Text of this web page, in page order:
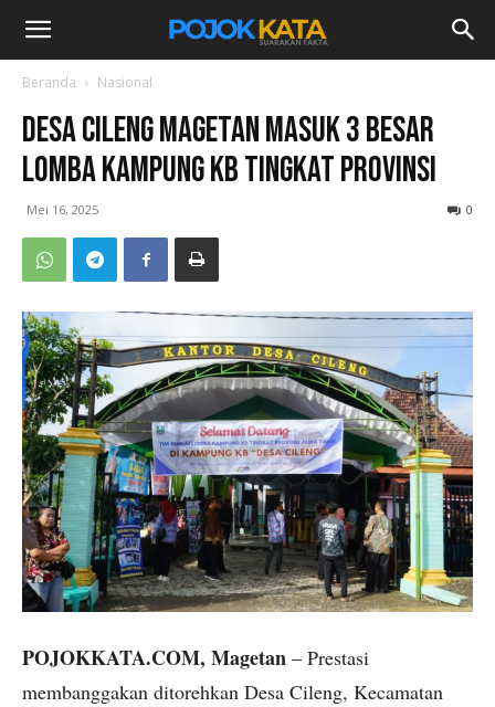
Beranda Nasional
Desa Cileng Magetan Masuk 3 Besar
Lomba Kampung KB Tingkat Provinsi
Mei 16, 2025 0
POJOKKATA.COM, Magetan – Prestasi
membanggakan ditorehkan Desa Cileng, Kecamatan